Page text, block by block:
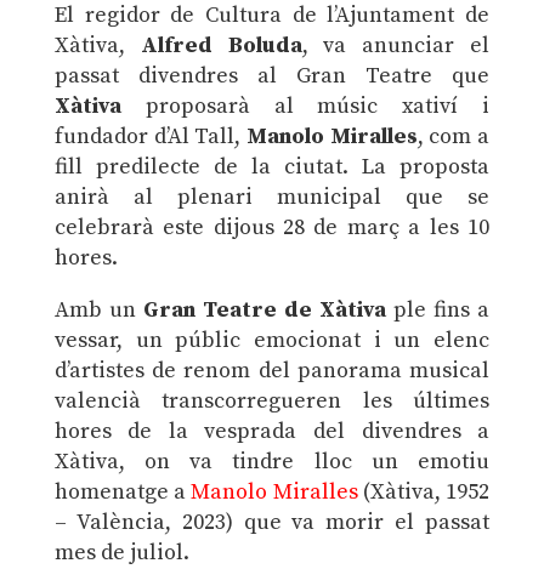
El regidor de Cultura de l’Ajuntament de
Xàtiva, Alfred Boluda, va anunciar el
passat divendres al Gran Teatre que
Xàtivaproposarà al músic xativí i
fundador d’Al Tall, Manolo Miralles, com a
fill predilecte de la ciutat. La proposta
anirà al plenari municipal que se
celebrarà este dijous 28 de març a les 10
hores.
Amb un Gran Teatre de Xàtiva ple fins a
vessar, un públic emocionat i un elenc
d’artistes de renom del panorama musical
valencià transcorregueren les últimes
hores de la vesprada del divendres a
Xàtiva, on va tindre lloc un emotiu
homenatge aManolo Miralles(Xàtiva, 1952
– València, 2023) que va morir el passat
mes de juliol.